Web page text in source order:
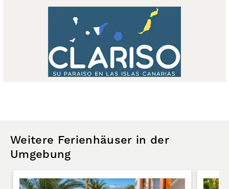
Weitere Ferienhäuser in der
Umgebung